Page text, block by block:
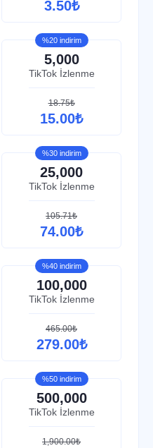
3.50₺
%20 indirim
5,000
TikTok İzlenme
18.75₺
15.00₺
%30 indirim
25,000
TikTok İzlenme
105.71₺
74.00₺
%40 indirim
100,000
TikTok İzlenme
465.00₺
279.00₺
%50 indirim
500,000
TikTok İzlenme
1,900.00₺